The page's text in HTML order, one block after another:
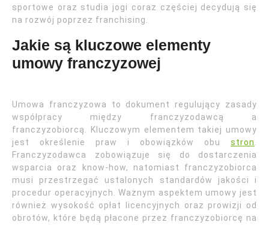
sportowe oraz studia jogi coraz częściej decydują się
na rozwój poprzez franchising.
Jakie są kluczowe elementy
umowy franczyzowej
Umowa franczyzowa to dokument regulujący zasady
współpracy między franczyzodawcą a
franczyzobiorcą. Kluczowym elementem takiej umowy
jest określenie praw i obowiązków obu stron
Franczyzodawca zobowiązuje się do dostarczenia
wsparcia oraz know-how, natomiast franczyzobiorca
musi przestrzegać ustalonych standardów jakości i
procedur operacyjnych. Ważnym aspektem umowy jest
również wysokość opłat licencyjnych oraz prowizji od
obrotów, które będą płacone przez franczyzobiorcę na